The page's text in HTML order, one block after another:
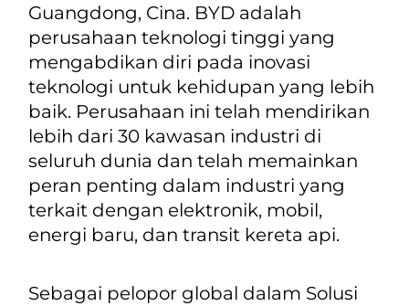
Guangdong, Cina. BYD adalah
perusahaan teknologi tinggi yang
mengabdikan diri pada inovasi
teknologi untuk kehidupan yang lebih
baik. Perusahaan ini telah mendirikan
lebih dari 30 kawasan industri di
seluruh dunia dan telah memainkan
peran penting dalam industri yang
terkait dengan elektronik, mobil,
energi baru, dan transit kereta api.
Sebagai pelopor global dalam Solusi